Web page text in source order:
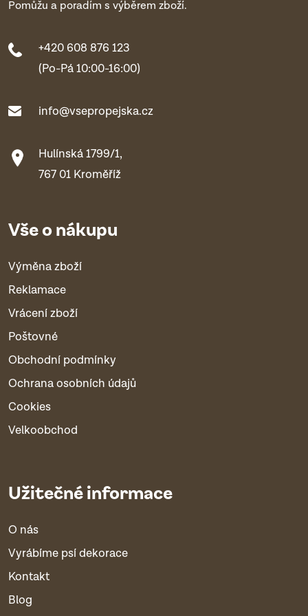
Pomůžu a poradím s výběrem zboží.
+420 608 876 123
(Po-Pá 10:00-16:00)
info@vsepropejska.cz
Hulínská 1799/1,
767 01 Kroměříž
Vše o nákupu
Výměna zboží
Reklamace
Vrácení zboží
Poštovné
Obchodní podmínky
Ochrana osobních údajů
Cookies
Velkoobchod
Užitečné informace
O nás
Vyrábíme psí dekorace
Kontakt
Blog